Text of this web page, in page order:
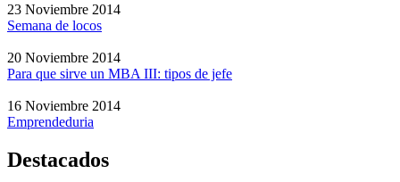
23 Noviembre 2014
Semana de locos
20 Noviembre 2014
Para que sirve un MBA III: tipos de jefe
16 Noviembre 2014
Emprendeduria
Destacados